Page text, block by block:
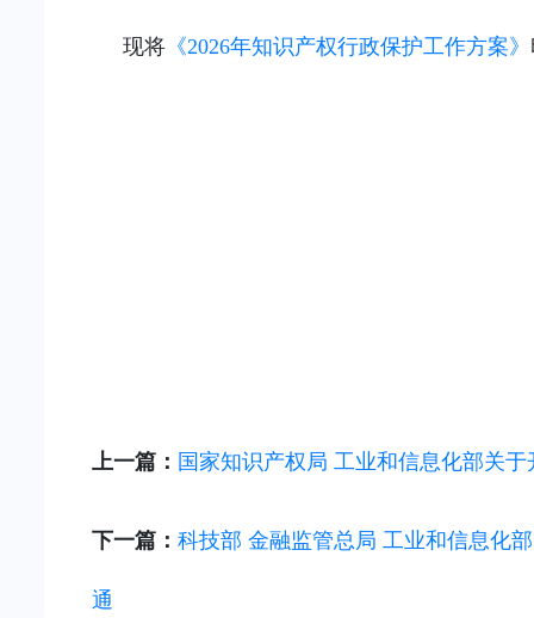
现将 《2026年知识产权行政保护工作方案》
上一篇： 国家知识产权局 工业和信息化部关
下一篇： 科技部 金融监管总局 工业和信息化
通